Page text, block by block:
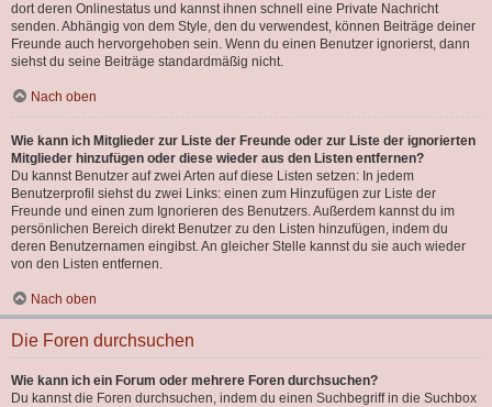
dort deren Onlinestatus und kannst ihnen schnell eine Private Nachricht
senden. Abhängig von dem Style, den du verwendest, können Beiträge deiner
Freunde auch hervorgehoben sein. Wenn du einen Benutzer ignorierst, dann
siehst du seine Beiträge standardmäßig nicht.
Nach oben
Wie kann ich Mitglieder zur Liste der Freunde oder zur Liste der ignorierten
Mitglieder hinzufügen oder diese wieder aus den Listen entfernen?
Du kannst Benutzer auf zwei Arten auf diese Listen setzen: In jedem
Benutzerprofil siehst du zwei Links: einen zum Hinzufügen zur Liste der
Freunde und einen zum Ignorieren des Benutzers. Außerdem kannst du im
persönlichen Bereich direkt Benutzer zu den Listen hinzufügen, indem du
deren Benutzernamen eingibst. An gleicher Stelle kannst du sie auch wieder
von den Listen entfernen.
Nach oben
Die Foren durchsuchen
Wie kann ich ein Forum oder mehrere Foren durchsuchen?
Du kannst die Foren durchsuchen, indem du einen Suchbegriff in die Suchbox